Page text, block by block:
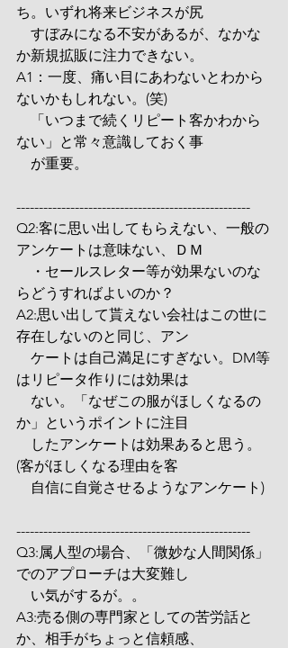
ち。いずれ将来ビジネスが尻
すぼみになる不安があるが、なかな
か新規拡販に注力できない。
A1：一度、痛い目にあわないとわから
ないかもしれない。(笑)
「いつまで続くリピート客かわから
ない」と常々意識しておく事
が重要。
----------------------------------------------------
Q2:客に思い出してもらえない、一般の
アンケートは意味ない、ＤＭ
・セールスレター等が効果ないのな
らどうすればよいのか？
A2:思い出して貰えない会社はこの世に
存在しないのと同じ、アン
ケートは自己満足にすぎない。DM等
はリピータ作りには効果は
ない。「なぜこの服がほしくなるの
か」というポイントに注目
したアンケートは効果あると思う。
(客がほしくなる理由を客
自信に自覚させるようなアンケート)
----------------------------------------------------
Q3:属人型の場合、「微妙な人間関係」
でのアプローチは大変難し
い気がするが。。
A3:売る側の専門家としての苦労話と
か、相手がちょっと信頼感、